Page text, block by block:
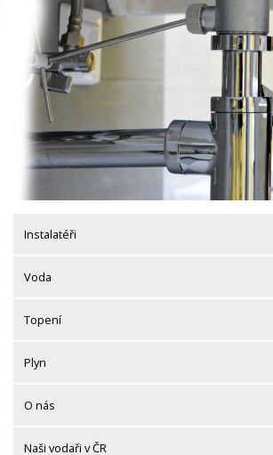
content
Instalatéři
Voda
Topení
Plyn
O nás
Naši vodaři v ČR